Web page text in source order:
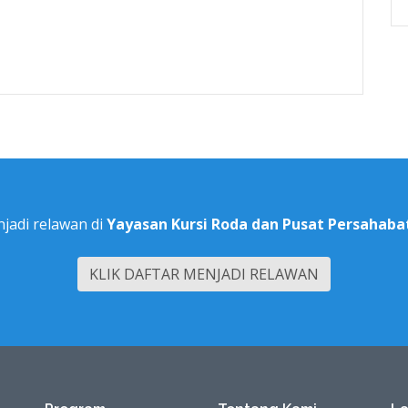
relawan di Yayasan Kursi Roda dan Pusat
KLIK DAFTAR MENJADI RELAWAN